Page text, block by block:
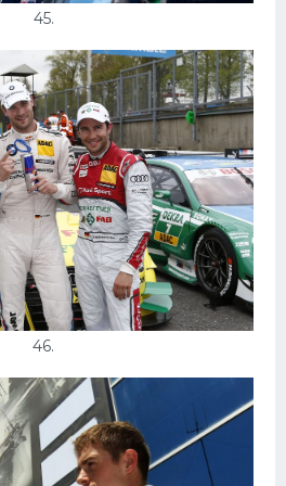
45.
46.